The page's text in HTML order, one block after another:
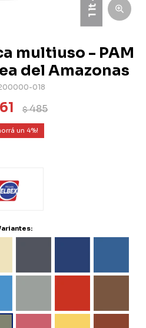
multiuso - PAM
del Amazonas
018
$485
4